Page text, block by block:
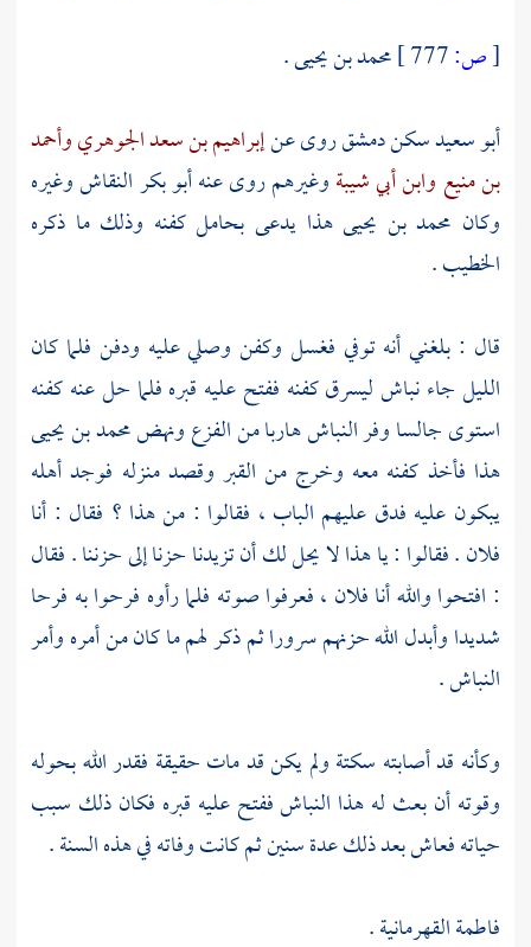
[ص:
محمد بن يحيى .
أبو سعيدسكندمشقروى عنإبراهيم بن سعد الجوهريوأحمد
بن منيع وابن أبي شيبةوغيرهم روى عنهأبو بكر النقاشوغيره
وكان محمد بن يحيىهذا يدعى بحامل كفنه وذلك ما ذكره
الخطيب .
قال : بلغني أنه توفي فغسل وكفن وصلي عليه ودفن فلما كان
الليل جاء نباش ليسرق كفنه ففتح عليه قبره فلما حل عنه كفنه
استوى جالسا وفر النباش هاربا من الفزع ونهضمحمد بن يحيى
هذا فأخذ كفنه معه وخرج من القبر وقصد منزله فوجد أهله
يبكون عليه فدق عليهم الباب ، فقالوا : من هذا ؟ فقال : أنا
فلان . فقالوا : يا هذا لا يحل لك أن تزيدنا حزنا إلى حزننا . فقال
: افتحوا والله أنا فلان ، فعرفوا صوته فلما رأوه فرحوا به فرحا
شديدا وأبدل الله حزنهم سرورا ثم ذكر لهم ما كان من أمره وأمر
النباش .
وكأنه قد أصابته سكتة ولم يكن قد مات حقيقة فقدر الله بحوله
وقوته أن بعث له هذا النباش ففتح عليه قبره فكان ذلك سبب
حياته فعاش بعد ذلك عدة سنين ثم كانت وفاته في هذه السنة .
فاطمة القهرمانية.